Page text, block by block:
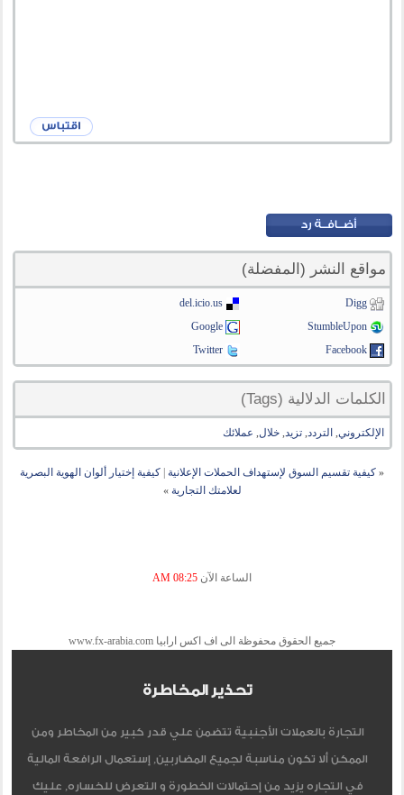
مواقع النشر (المفضلة)
Digg
del.icio.us
StumbleUpon
Google
Facebook
Twitter
الكلمات الدلالية (Tags)
الإلكتروني, التردد,تزيد,خلال, عملائك
« كيفية تقسيم السوق لإستهداف الحملات الإعلانية
كيفية إختيار ألوان الهوية البصرية
لعلامتك التجارية »
الساعة الآن 08:25 AM
جميع الحقوق محفوظة الى اف اكس ارابيا www.fx-arabia.com
تحذير المخاطرة
التجارة بالعملات الأجنبية تتضمن علي قدر كبير من المخاطر ومن
الممكن ألا تكون مناسبة لجميع المضاربين, إستعمال الرافعة المالية
في التجاره يزيد من إحتمالات الخطورة و التعرض للخساره, عليك